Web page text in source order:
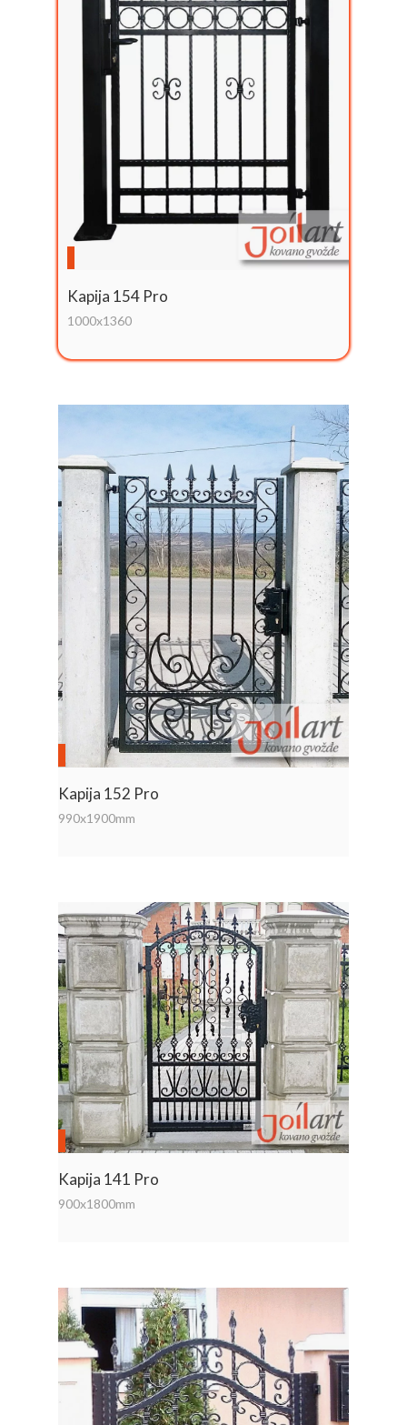
Kapija 154 Pro
1000x1360
Kapija 152 Pro
990x1900mm
Kapija 141 Pro
900x1800mm